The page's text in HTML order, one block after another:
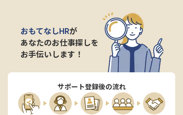
おもてなしHRが
あなたのお仕事探しを
お手伝いします！
サポート登録後の流れ